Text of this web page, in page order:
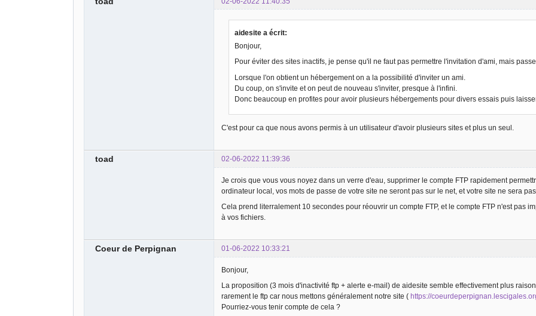
aidesite a écrit:
Bonjour,
Pour éviter des sites inactifs, je pense qu'il ne faut pas permettre l'invitation d'ami, mais
Lorsque l'on obtient un hébergement on a la possibilité d'inviter un ami.
Du coup, on s'invite et on peut de nouveau s'inviter, presque à l'infini.
Donc beaucoup en profites pour avoir plusieurs hébergements pour divers essais puis
C'est pour ca que nous avons permis à un utilisateur d'avoir plusieurs sites et plus un seul.
toad 02-06-2022 11:39:36
Je crois que vous vous noyez dans un verre d'eau, supprimer le compte FTP rapidement
ordinateur local, vos mots de passe de votre site ne seront pas sur le net, et votre site ne sera
Cela prend literralement 10 secondes pour réouvrir un compte FTP, et le compte FTP n'est pas
à vos fichiers.
Coeur de Perpignan 01-06-2022 10:33:21
Bonjour,
La proposition (3 mois d'inactivité ftp + alerte e-mail) de aidesite semble effectivement plus
rarement le ftp car nous mettons généralement notre site ( https://
Pourriez-vous tenir compte de cela ?